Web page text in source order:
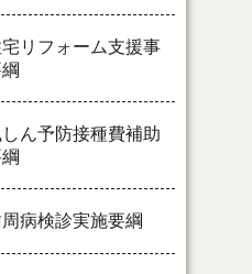
リフォーム支援事
ん予防接種費補助
病検診実施要綱